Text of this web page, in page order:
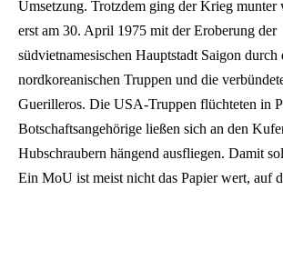
Umsetzung. Trotzdem ging der Krieg munter
erst am 30. April 1975 mit der Eroberung der
südvietnamesischen Hauptstadt Saigon durch
nordkoreanischen Truppen und die
Guerilleros. Die USA-Truppen flüchteten in
Botschaftsangehörige ließen sich an den
Hubschraubern hängend ausfliegen. Damit
Ein MoU ist meist nicht das Papier wert, auf